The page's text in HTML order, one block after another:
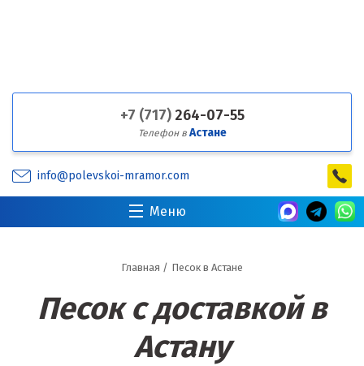
+7 (717) 264-07-55
Телефон в Астане
info@polevskoi-mramor.com
Меню
Главная / Песок в Астане
Песок с доставкой в
Астану